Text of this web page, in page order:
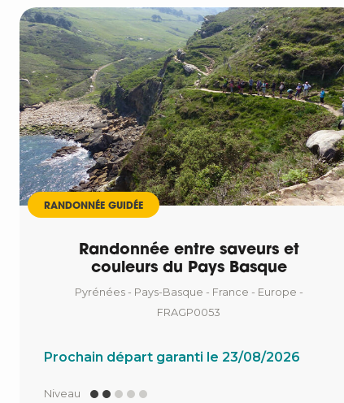
RANDONNÉE GUIDÉE
Randonnée entre saveurs et
couleurs du Pays Basque
Pyrénées - Pays-Basque - France - Europe -
FRAGP0053
Prochain départ garanti le 23/08/2026
Niveau